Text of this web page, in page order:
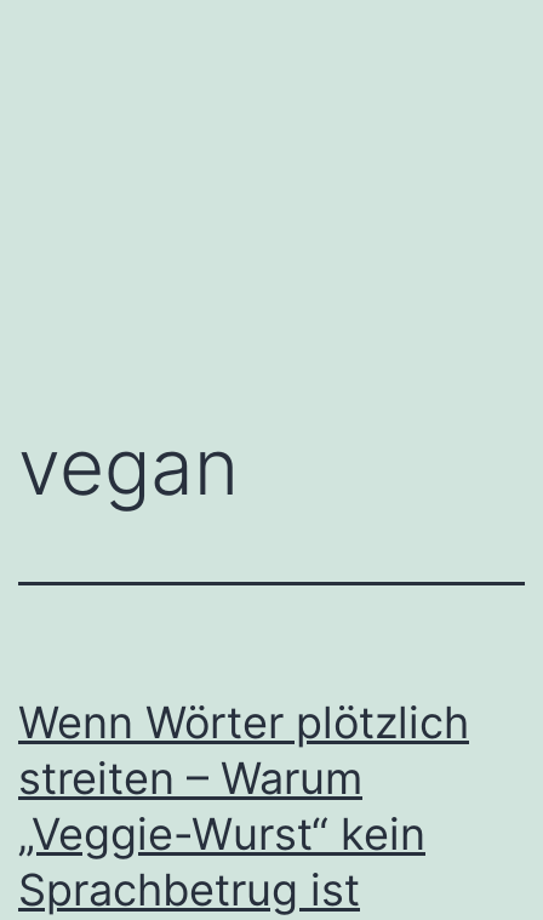
vegan
Wenn Wörter plötzlich
streiten – Warum
„Veggie-Wurst“ kein
Sprachbetrug ist